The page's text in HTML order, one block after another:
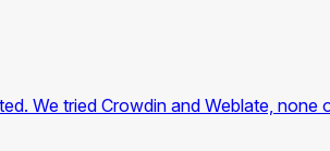
We tried Crowdin and Weblate,